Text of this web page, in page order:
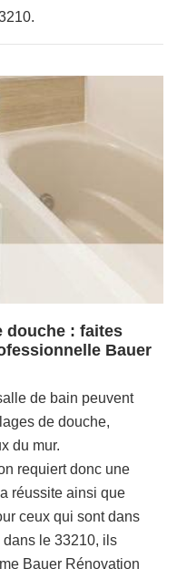
douche : faites
Bauer
de bain peuvent
de douche,
du mur.
requiert donc une
réussite ainsi que
ceux qui sont dans
dans le 33210, ils
Bauer Rénovation